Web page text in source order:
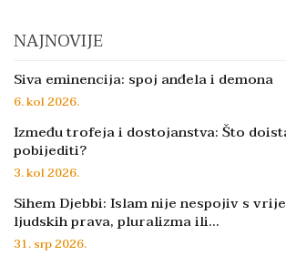
NAJNOVIJE
Siva eminencija: spoj anđela i demona
6. kol 2026.
Između trofeja i dostojanstva: Što
pobijediti?
3. kol 2026.
Sihem Djebbi: Islam nije nespojiv s
ljudskih prava, pluralizma ili…
31. srp 2026.